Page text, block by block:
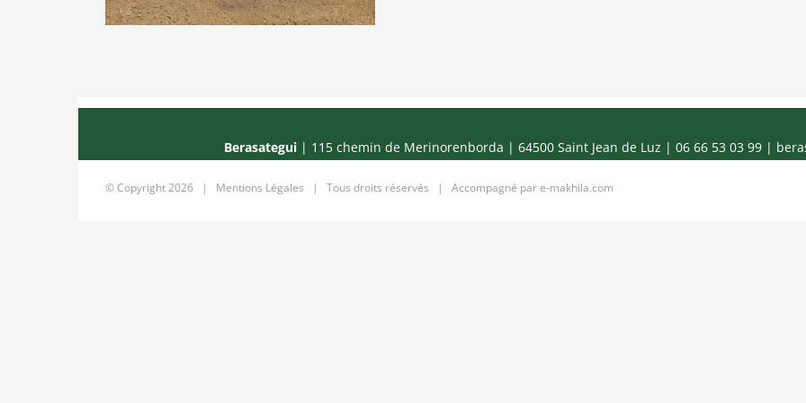
Berasategui | 115 chemin de Merinorenborda | 64500 Saint Jean de Luz | 06 66 53 03 99 |
© Copyright2026 | Mentions Légales | Tous droits réservés | Accompagné pare-makhila.com